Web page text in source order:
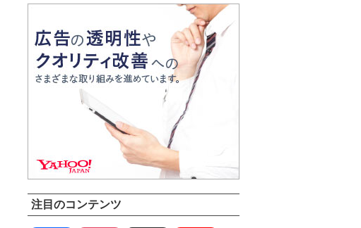
注目のコンテンツ